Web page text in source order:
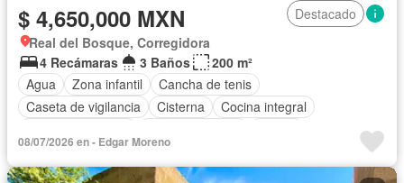
$ 4,650,000 MXN
Destacado
Real del Bosque, Corregidora
4 Recámaras
3 Baños
200 m²
Agua
Zona infantil
Cancha de tenis
Caseta de vigilancia
Cisterna
Cocina integral
Sala polivalente
Seguridad
Vista panorámica
Zonas verdes
Sin amueblar
08/07/2026 en - Edgar Moreno